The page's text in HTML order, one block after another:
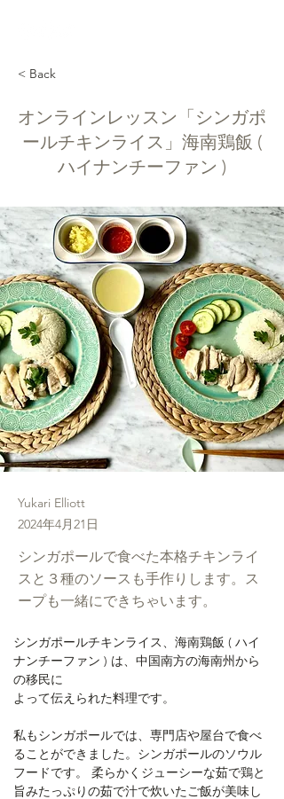
< Back
オンラインレッスン「シンガポ
ールチキンライス」海南鶏飯 (
ハイナンチーファン )
Yukari Elliott
2024年4月21日
シンガポールで食べた本格チキンライ
スと３種のソースも手作りします。ス
ープも一緒にできちゃいます。
シンガポールチキンライス、海南鶏飯 ( ハイ
ナンチーファン ) は、中国南方の海南州から
の移民に
よって伝えられた料理です。
私もシンガポールでは、専門店や屋台で食べ
ることができました。シンガポールのソウル
フードです。 柔らかくジューシーな茹で鶏と
旨みたっぷりの茹で汁で炊いたご飯が美味し